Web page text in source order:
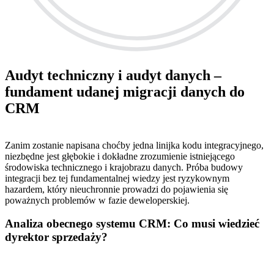
Audyt techniczny i audyt danych –
fundament udanej migracji danych do
CRM
Zanim zostanie napisana choćby jedna linijka kodu integracyjnego,
niezbędne jest głębokie i dokładne zrozumienie istniejącego
środowiska technicznego i krajobrazu danych. Próba budowy
integracji bez tej fundamentalnej wiedzy jest ryzykownym
hazardem, który nieuchronnie prowadzi do pojawienia się
poważnych problemów w fazie deweloperskiej.
Analiza obecnego systemu CRM: Co musi wiedzieć
dyrektor sprzedaży?